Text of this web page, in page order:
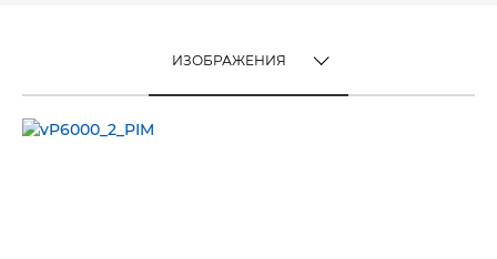
ИЗОБРАЖЕНИЯ